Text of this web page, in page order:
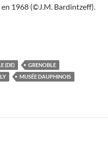
en 1968 (©J.M. Bardintzeff).
de Grenoble : 50 ans déjà !
(DE)
GRENOBLE
MUSÉE DAUPHINOIS